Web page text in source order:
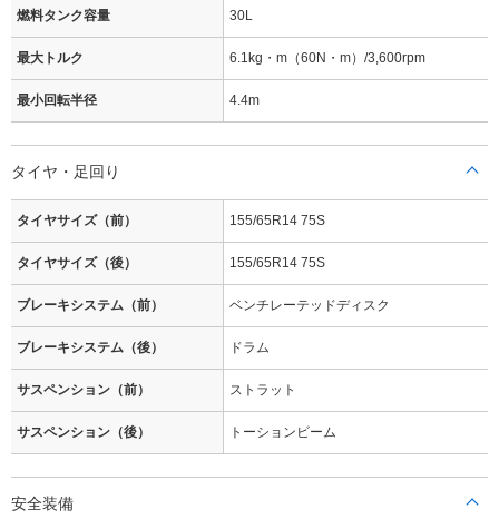
燃料タンク容量 30L
最大トルク 6.1kg・m（60N・m）/3,600rpm
最小回転半径 4.4m
タイヤ・足回り
タイヤサイズ（前） 155/65R14 75S
タイヤサイズ（後） 155/65R14 75S
ブレーキシステム（前） ベンチレーテッドディスク
ブレーキシステム（後） ドラム
サスペンション（前） ストラット
サスペンション（後） トーションビーム
安全装備